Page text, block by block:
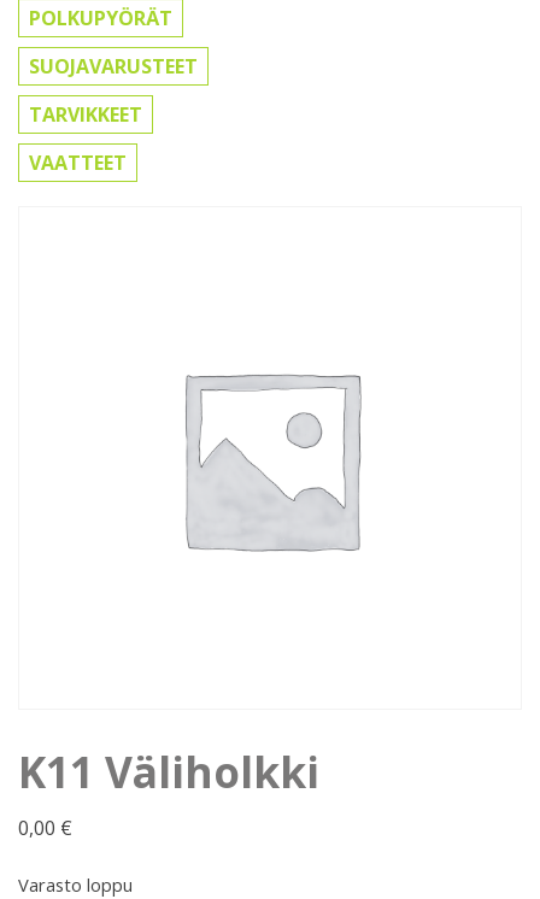
POLKUPYÖRÄT
SUOJAVARUSTEET
TARVIKKEET
VAATTEET
K11 Väliholkki
0,00 €
Varasto loppu